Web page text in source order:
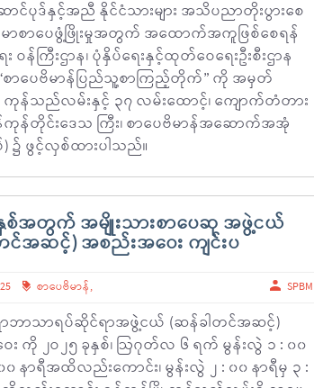
င်ပုဒ်နှင့်အညီ နိုင်ငံသားများ အသိပညာတိုးပွားစေ
မာစာပေဖွံ့ဖြိုးမှုအတွက် အထောက်အကူဖြစ်စေရန်
း ဝန်ကြီးဌာန၊ ပုံနှိပ်ရေးနှင့်ထုတ်ဝေရေးဦးစီးဌာန
စာပေဗိမာန်ပြည်သူ့စာကြည့်တိုက်” ကို အမှတ်
ကုန်သည်လမ်းနှင့် ၃၇ လမ်းထောင့်၊ ကျောက်တံတား
ကုန်တိုင်းဒေသ ကြီး၊ စာပေဗိမာန်အဆောက်အအုံ
၌ ဖွင့်လှစ်ထားပါသည်။
နှစ်အတွက် အမျိုးသားစာပေဆု အဖွဲ့ငယ်
င်အဆင့်) အစည်းအဝေး ကျင်းပ
စာပေဗိမာန်, SPBM
ာသာရပ်ဆိုင်ရာအဖွဲ့ငယ် (ဆန်ခါတင်အဆင့်)
း ကို ၂ဝ၂၅ ခုနှစ်၊ ဩဂုတ်လ ၆ ရက် မွန်းလွဲ ၁ : ၀၀
၀ နာရီအထိလည်းကောင်း၊ မွန်းလွဲ ၂ : ၀၀ နာရီမှ ၃ :